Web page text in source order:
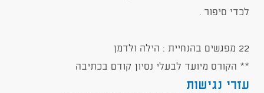
לכדי סיפור .
22 מפגשים בהנחיית : הילה ולדמן
** הקורס מיועד לבעלי נסיון קודם בכתיבה
עזרי נגישות